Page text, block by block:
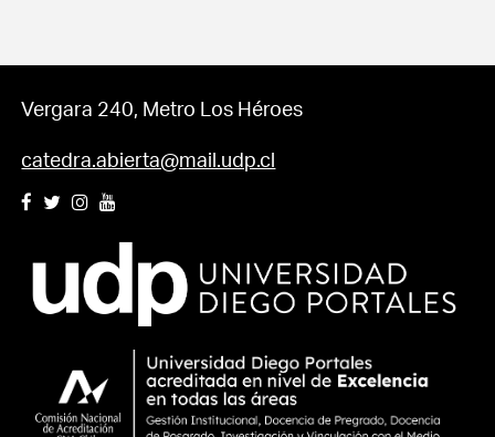
Vergara 240, Metro Los Héroes
catedra.abierta@mail.udp.cl